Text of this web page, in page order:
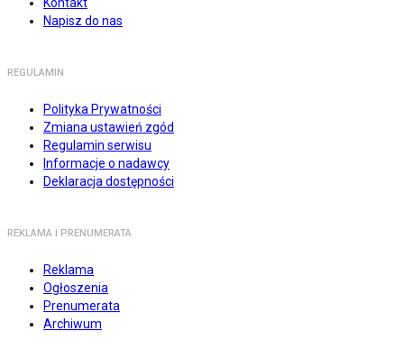
Napisz do nas
REGULAMIN
Polityka Prywatności
Zmiana ustawień zgód
Regulamin serwisu
Informacje o nadawcy
Deklaracja dostępności
REKLAMA I PRENUMERATA
Reklama
Ogłoszenia
Prenumerata
Archiwum